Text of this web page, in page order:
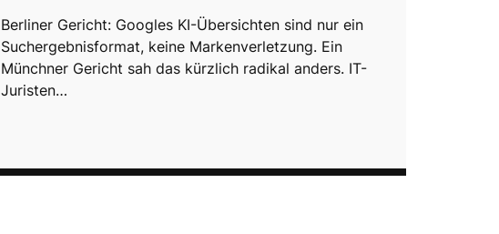
Berliner Gericht: Googles KI-Übersichten sind nur ein
Suchergebnisformat, keine Markenverletzung. Ein
Münchner Gericht sah das kürzlich radikal anders. IT-
Juristen…